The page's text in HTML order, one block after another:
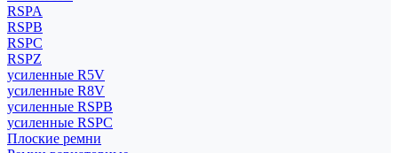
RSPA
RSPB
RSPC
RSPZ
усиленные R5V
усиленные R8V
усиленные RSPB
усиленные RSPC
Плоские ремни